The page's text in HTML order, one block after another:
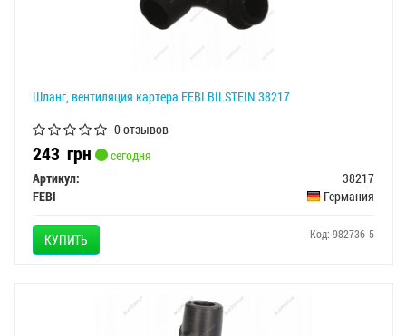
Шланг, вентиляция картера FEBI BILSTEIN 38217
0 отзывов
243 грн
сегодня
Артикул:
38217
FEBI
Германия
КУПИТЬ Код: 982736-5